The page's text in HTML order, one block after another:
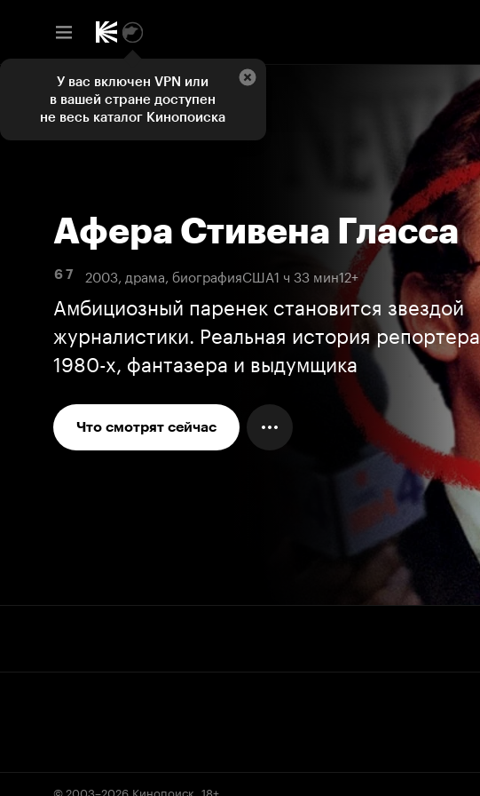
Афера Стивена Гласса
6 7 2003, драма, биографияСША1 ч 33 мин12+
Амбициозный паренек становится звездой
журналистики. Реальная история репортера
1980-х, фантазера и выдумщика
Что смотрят сейчас
© 2003–2026 Кинопоиск 18+
У вас включен VPN или
в вашей стране доступен
не весь каталог Кинопоиска